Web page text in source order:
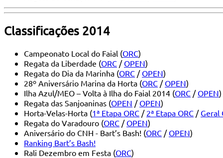
Classificações 2014
Campeonato Local do Faial (ORC)
Regata da Liberdade (ORC / OPEN)
Regata do Dia da Marinha (ORC / OPEN)
28º Aniversário Marina da Horta (ORC / OPEN)
Ilha Azul/MEO – Volta à Ilha do Faial 2014 (ORC / OPEN)
Regata das Sanjoaninas (OPEN / OPEN)
Horta-Velas-Horta (1ª Etapa ORC / 2ª Etapa ORC / Geral
Regata do Varadouro (ORC / OPEN)
Aniversário do CNH - Bart’s Bash! (ORC / OPEN)
Ranking Bart’s Bash!
Rali Dezembro em Festa (ORC)